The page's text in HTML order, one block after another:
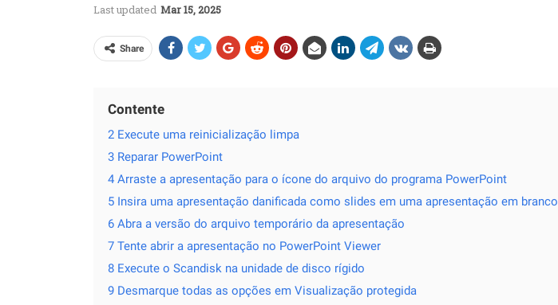
Last updated Mar 15, 2025
Share
Contente
2 Execute uma reinicialização limpa
3 Reparar PowerPoint
4 Arraste a apresentação para o ícone do arquivo do programa PowerPoint
5 Insira uma apresentação danificada como slides em uma apresentação em branco
6 Abra a versão do arquivo temporário da apresentação
7 Tente abrir a apresentação no PowerPoint Viewer
8 Execute o Scandisk na unidade de disco rígido
9 Desmarque todas as opções em Visualização protegida